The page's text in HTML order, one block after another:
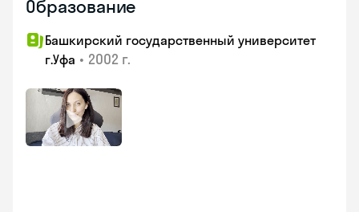
Образование
Башкирский государственный университет
г.Уфа • 2002 г.